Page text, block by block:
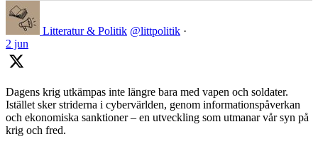
Litteratur & Politik @littpolitik ·
2 jun
Dagens krig utkämpas inte längre bara med vapen och soldater.
Istället sker striderna i cybervärlden, genom informationspåverkan
och ekonomiska sanktioner – en utveckling som utmanar vår syn på
krig och fred.